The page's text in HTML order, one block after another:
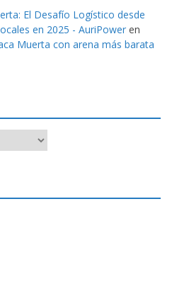
El Desafío Logístico desde
en 2025 - AuriPower en
Muerta con arena más barata